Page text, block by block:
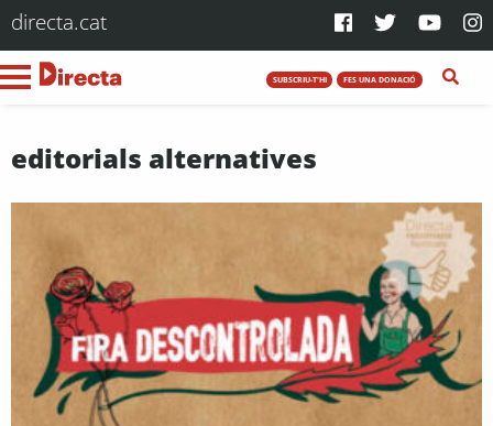
directa.cat
SUBSCRIU-T'HI FES UNA DONACIÓ
editorials alternatives